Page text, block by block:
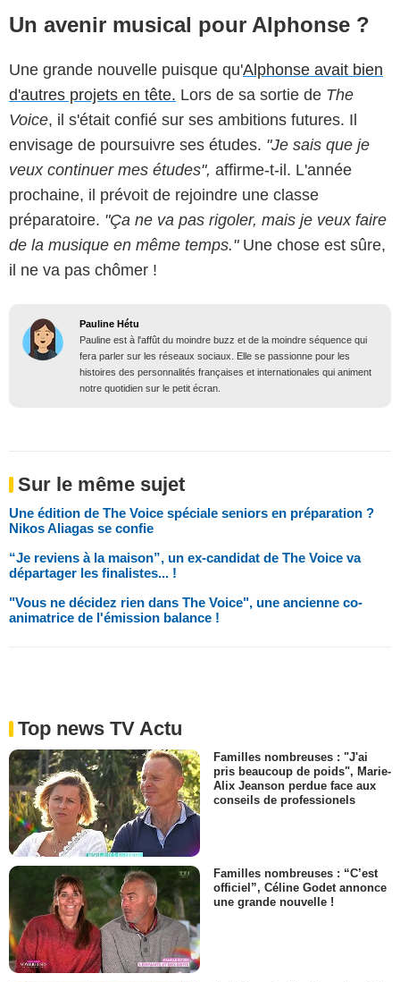
Un avenir musical pour Alphonse ?
Une grande nouvelle puisque qu'Alphonse avait bien
d'autres projets en tête. Lors de sa sortie de The
Voice, il s'était confié sur ses ambitions futures. Il
envisage de poursuivre ses études. "Je sais que je
veux continuer mes études", affirme-t-il. L'année
prochaine, il prévoit de rejoindre une classe
préparatoire. "Ça ne va pas rigoler, mais je veux faire
de la musique en même temps."Une chose est sûre,
il ne va pas chômer !
Pauline Hétu
Pauline est à l'affût du moindre buzz et de la moindre séquence qui
fera parler sur les réseaux sociaux. Elle se passionne pour les
histoires des personnalités françaises et internationales qui animent
notre quotidien sur le petit écran.
Sur le même sujet
Une édition de The Voice spéciale seniors en préparation ?
Nikos Aliagas se confie
“Je reviens à la maison”, un ex-candidat de The Voice va
départager les finalistes... !
"Vous ne décidez rien dans The Voice", une ancienne co-
animatrice de l'émission balance !
Top news TV Actu
Familles nombreuses : "J'ai
pris beaucoup de poids", Marie-
Alix Jeanson perdue face aux
conseils de professionels
Familles nombreuses : “C’est
officiel”, Céline Godet annonce
une grande nouvelle !